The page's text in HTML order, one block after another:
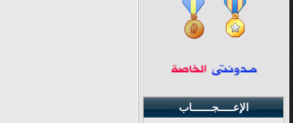
الإعـــــجـــــــاب